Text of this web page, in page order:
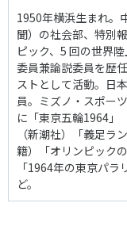
1950年横浜生まれ。
聞）の社会部、特別
ピック、5 回の世界
委員兼論説委員を歴
ストとして活動。日
員。ミズノ・スポー
に「東京五輪1964」
（新潮社）「義足
籍）「オリンピック
「1964年の東京パ
ど。